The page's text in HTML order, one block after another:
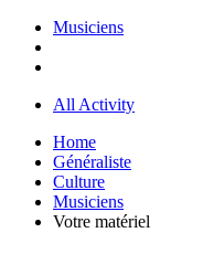
Musiciens
All Activity
Home
Généraliste
Culture
Musiciens
Votre matériel